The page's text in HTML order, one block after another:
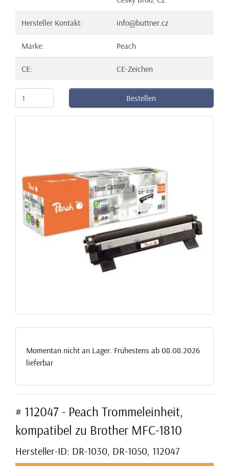
Hersteller Kontakt: info@buttner.cz
Marke: Peach
CE: CE-Zeichen
Bestellen
Momentan nicht an Lager. Frühestens ab 08.08.2026
lieferbar
# 112047 - Peach Trommeleinheit,
kompatibel zu Brother MFC-1810
Hersteller-ID: DR-1030, DR-1050, 112047